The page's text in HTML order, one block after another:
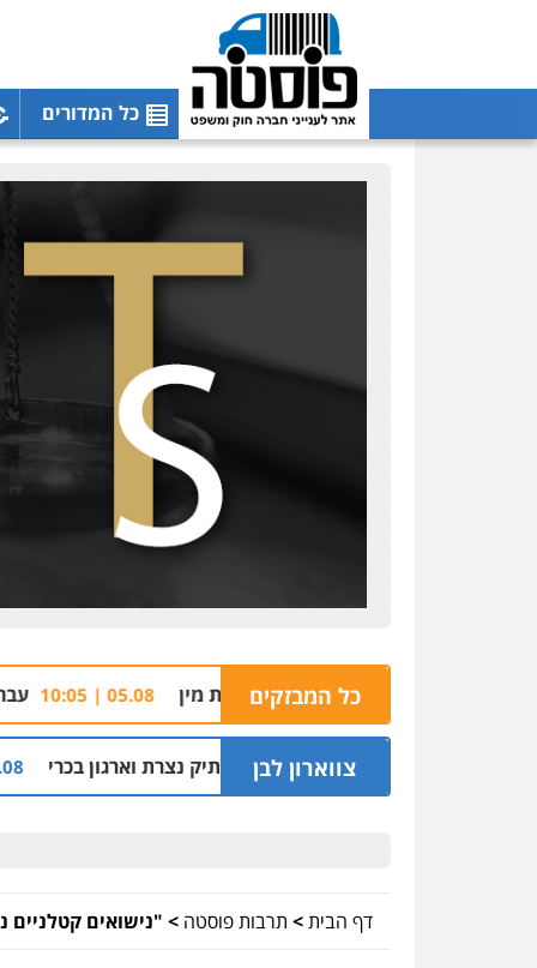
כל המדורים
כל המבזקיםלביצוע עבירות מין 05.08 | 10:05 עבריין מוכר וחשוד
צווארון לבן
מני בנימין בתיק נצרת וארגון בכרי 05.08 | 08:53
דף הבית> תרבות פוסטה > "נישואים